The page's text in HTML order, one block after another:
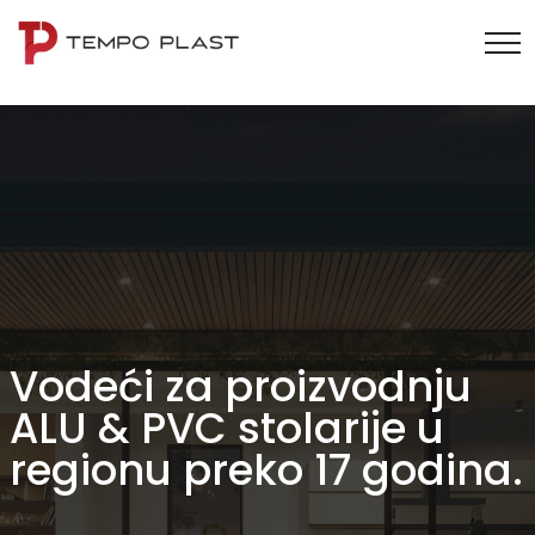
Vodeći za proizvodnju
ALU & PVC stolarije u
regionu preko 17 godina.